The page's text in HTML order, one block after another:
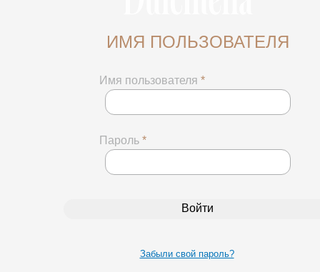
ИМЯ ПОЛЬЗОВАТЕЛЯ
Имя пользователя *
Пароль *
Забыли свой пароль?